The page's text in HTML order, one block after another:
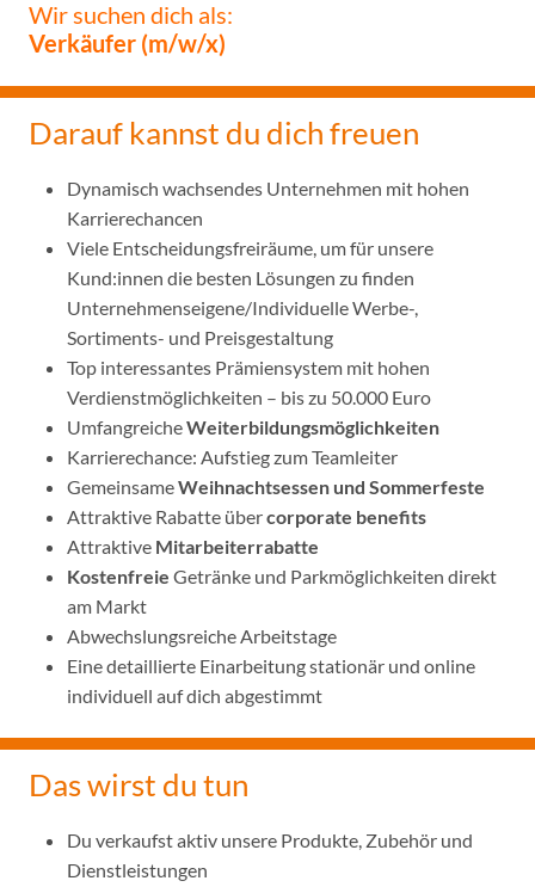
Wir suchen dich als:
Verkäufer (m/w/x)
Darauf kannst du dich freuen
Dynamisch wachsendes Unternehmen mit hohen
Karrierechancen
Viele Entscheidungsfreiräume, um für unsere
Kund:innen die besten Lösungen zu finden
Unternehmenseigene/Individuelle Werbe-,
Sortiments- und Preisgestaltung
Top interessantes Prämiensystem mit hohen
Verdienstmöglichkeiten – bis zu 50.000 Euro
UmfangreicheWeiterbildungsmöglichkeiten
Karrierechance: Aufstieg zum Teamleiter
GemeinsameWeihnachtsessen und Sommerfeste
Attraktive Rabatte übercorporate benefits
Attraktive Mitarbeiterrabatte
Kostenfreie Getränke und Parkmöglichkeiten direkt
am Markt
Abwechslungsreiche Arbeitstage
Eine detaillierte Einarbeitung stationär und online
individuell auf dich abgestimmt
Das wirst du tun
Du verkaufst aktiv unsere Produkte, Zubehör und
Dienstleistungen